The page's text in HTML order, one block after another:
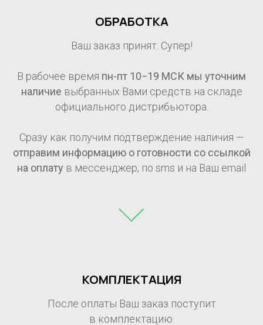
ОБРАБОТКА
Ваш заказ принят. Супер!
В рабочее время пн-пт 10−19 МСК мы уточним
наличие выбранных Вами средств на складе
официального дистрибьютора.
Сразу как получим подтверждение наличия —
отправим информацию о готовности со ссылкой
на оплату в мессенджер, по sms и на Ваш email
КОМПЛЕКТАЦИЯ
После оплаты Ваш заказ поступит
в комплектацию.